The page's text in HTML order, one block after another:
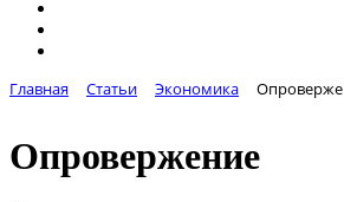
Главная Статьи Экономика
Опровержение